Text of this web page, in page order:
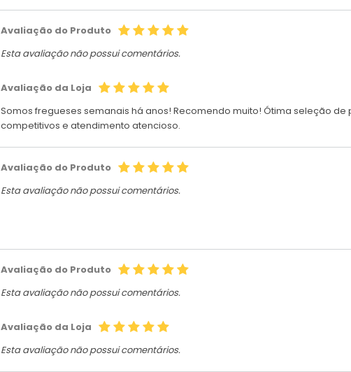
Avaliação do Produto
Esta avaliação não possui comentários.
Avaliação da Loja
Somos fregueses semanais há anos! Recomendo muito! Ótima seleção
competitivos e atendimento atencioso.
Avaliação do Produto
Esta avaliação não possui comentários.
Avaliação do Produto
Esta avaliação não possui comentários.
Avaliação da Loja
Esta avaliação não possui comentários.